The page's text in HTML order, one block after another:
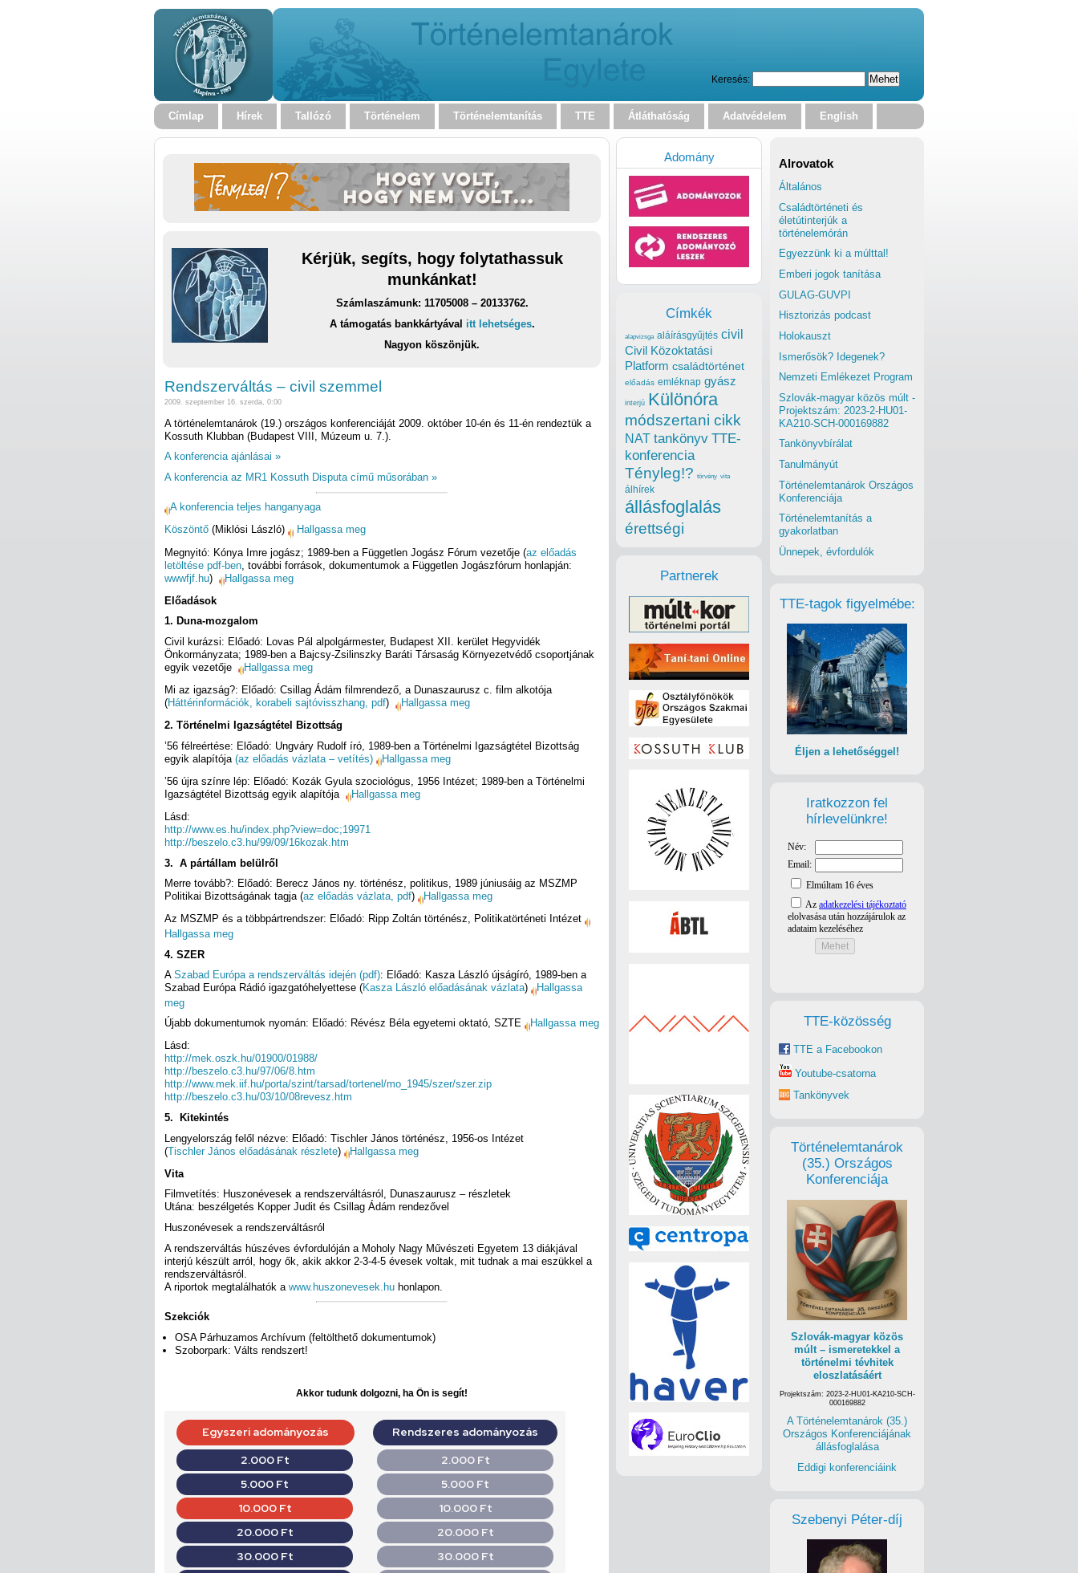
Keresés:
Címlap Hírek Tallózó Történelem Történelemtanítás TTE Átláthatóság Adatvédelem English
Kérjük, segíts, hogy folytathassuk
munkánkat!
Számlaszámunk: 11705008 – 20133762.
A támogatás bankkártyával itt lehetséges.
Nagyon köszönjük.
Rendszerváltás – civil szemmel
2009. szeptember 16. szerda, 0:00
A történelemtanárok (19.) országos konferenciáját 2009. október 10-én és 11-én rendeztük a
Kossuth Klubban (Budapest VIII, Múzeum u. 7.).
A konferencia ajánlásai »
A konferencia az MR1 Kossuth Disputa című műsorában »
A konferencia teljes hanganyaga
Köszöntő (Miklósi László)
Hallgassa meg
Megnyitó: Kónya Imre jogász; 1989-ben a Független Jogász Fórum vezetője (az előadás
letöltése pdf-ben , további források, dokumentumok a Független Jogászfórum honlapján:
wwwfjf.hu)
Hallgassa meg
Előadások
1. Duna-mozgalom
Civil kurázsi: Előadó: Lovas Pál alpolgármester, Budapest XII. kerület Hegyvidék
Önkormányzata; 1989-ben a Bajcsy-Zsilinszky Baráti Társaság Környezetvédő csoportjának
egyik vezetője
Hallgassa meg
Mi az igazság?: Előadó: Csillag Ádám filmrendező, a Dunaszaurusz c. film alkotója
(Háttérinformációk, korabeli sajtóvisszhang, pdf)
Hallgassa meg
2. Történelmi Igazságtétel Bizottság
’56 félreértése: Előadó: Ungváry Rudolf író, 1989-ben a Történelmi Igazságtétel Bizottság
egyik alapítója (az előadás vázlata – vetítés)
Hallgassa meg
’56 újra színre lép: Előadó: Kozák Gyula szociológus, 1956 Intézet; 1989-ben a Történelmi
Igazságtétel Bizottság egyik alapítója
Hallgassa meg
Lásd:
http://www.es.hu/index.php?view=doc;19971
http://beszelo.c3.hu/99/09/16kozak.htm
3. A pártállam belülről
Merre tovább?: Előadó: Berecz János ny. történész, politikus, 1989 júniusáig az MSZMP
Politikai Bizottságának tagja (az előadás vázlata, pdf)
Hallgassa meg
Az MSZMP és a többpártrendszer: Előadó: Ripp Zoltán történész, Politikatörténeti Intézet
Hallgassa meg
4. SZER
A Szabad Európa a rendszerváltás idején (pdf): Előadó: Kasza László újságíró, 1989-ben a
Szabad Európa Rádió igazgatóhelyettese (Kasza László előadásának vázlata)
Hallgassa
meg
Újabb dokumentumok nyomán: Előadó: Révész Béla egyetemi oktató, SZTE
Hallgassa meg
Lásd:
http://mek.oszk.hu/01900/01988/
http://beszelo.c3.hu/97/06/8.htm
http://www.mek.iif.hu/porta/szint/tarsad/tortenel/mo_1945/szer/szer.zip
http://beszelo.c3.hu/03/10/08revesz.htm
5. Kitekintés
Lengyelország felől nézve: Előadó: Tischler János történész, 1956-os Intézet
(Tischler János előadásának részlete)
Hallgassa meg
Vita
Filmvetítés: Huszonévesek a rendszerváltásról, Dunaszaurusz – részletek
Utána: beszélgetés Kopper Judit és Csillag Ádám rendezővel
Huszonévesek a rendszerváltásról
A rendszerváltás húszéves évfordulóján a Moholy Nagy Művészeti Egyetem 13 diákjával
interjú készült arról, hogy ők, akik akkor 2-3-4-5 évesek voltak, mit tudnak a mai eszükkel a
rendszerváltásról.
A riportok megtalálhatók a www.huszonevesek.hu honlapon.
Szekciók
OSA Párhuzamos Archívum (feltölthető dokumentumok)
Szoborpark: Válts rendszert!
Akkor tudunk dolgozni, ha Ön is segít!
Alrovatok
Általános
Családtörténeti és
életútinterjúk a
történelemórán
Egyezzünk ki a múlttal!
Emberi jogok tanítása
GULAG-GUVPI
Hisztorizás podcast
Holokauszt
Ismerősök? Idegenek?
Nemzeti Emlékezet Program
Szlovák-magyar közös múlt -
Projektszám: 2023-2-HU01-
KA210-SCH-000169882
Tankönyvbírálat
Tanulmányút
Történelemtanárok Országos
Konferenciája
Történelemtanítás a
gyakorlatban
Ünnepek, évfordulók
TTE-tagok figyelmébe:
Éljen a lehetőséggel!
Iratkozzon fel
hírlevelünkre!
TTE-közösség
TTE a Facebookon
Youtube-csatorna
Tankönyvek
Történelemtanárok
(35.) Országos
Konferenciája
Szlovák-magyar közös
múlt – ismeretekkel a
történelmi tévhitek
eloszlatásáért
Projektszám: 2023-2-HU01-KA210-SCH-
000169882
A Történelemtanárok (35.)
Országos Konferenciájának
állásfoglalása
Eddigi konferenciáink
Szebenyi Péter-díj
Adomány
Címkék
alapvizsga aláírásgyűjtés civil
Civil Közoktatási
Platform családtörténet
előadás emléknap gyász
interjú Különóra
módszertani cikk
NAT tankönyv TTE-
konferencia
Tényleg!? törvény vita
álhírek
állásfoglalás
érettségi
Partnerek